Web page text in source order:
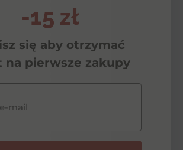
-15 zł
się aby otrzymać
na pierwsze zakupy
mail